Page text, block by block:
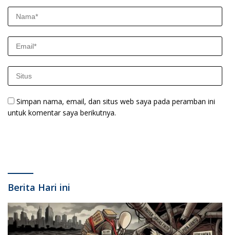
Simpan nama, email, dan situs web saya pada peramban ini
untuk komentar saya berikutnya.
Berita Hari ini